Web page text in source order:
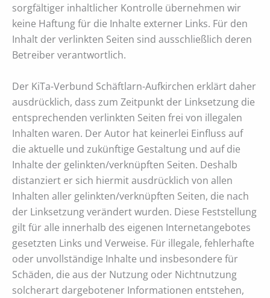
sorgfältiger inhaltlicher Kontrolle übernehmen wir
keine Haftung für die Inhalte externer Links. Für den
Inhalt der verlinkten Seiten sind ausschließlich deren
Betreiber verantwortlich.
Der KiTa-Verbund Schäftlarn-Aufkirchen erklärt daher
ausdrücklich, dass zum Zeitpunkt der Linksetzung die
entsprechenden verlinkten Seiten frei von illegalen
Inhalten waren. Der Autor hat keinerlei Einfluss auf
die aktuelle und zukünftige Gestaltung und auf die
Inhalte der gelinkten/verknüpften Seiten. Deshalb
distanziert er sich hiermit ausdrücklich von allen
Inhalten aller gelinkten/verknüpften Seiten, die nach
der Linksetzung verändert wurden. Diese Feststellung
gilt für alle innerhalb des eigenen Internetangebotes
gesetzten Links und Verweise. Für illegale, fehlerhafte
oder unvollständige Inhalte und insbesondere für
Schäden, die aus der Nutzung oder Nichtnutzung
solcherart dargebotener Informationen entstehen,